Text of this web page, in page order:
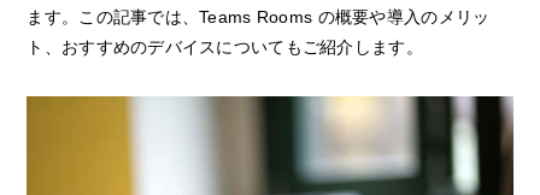
ます。この記事では、Teams Rooms の概要や導入のメリッ
ト、おすすめのデバイスについてもご紹介します。